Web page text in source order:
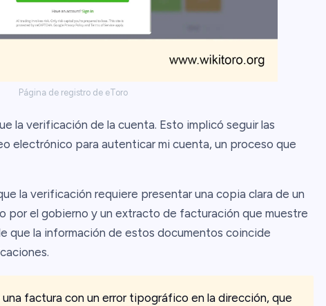
Página de registro de eToro
la verificación de la cuenta. Esto implicó seguir las
electrónico para autenticar mi cuenta, un proceso que
la verificación requiere presentar una copia clara de un
por el gobierno y un extracto de facturación que muestre
que la información de estos documentos coincide
factura con un error tipográfico en la dirección, que